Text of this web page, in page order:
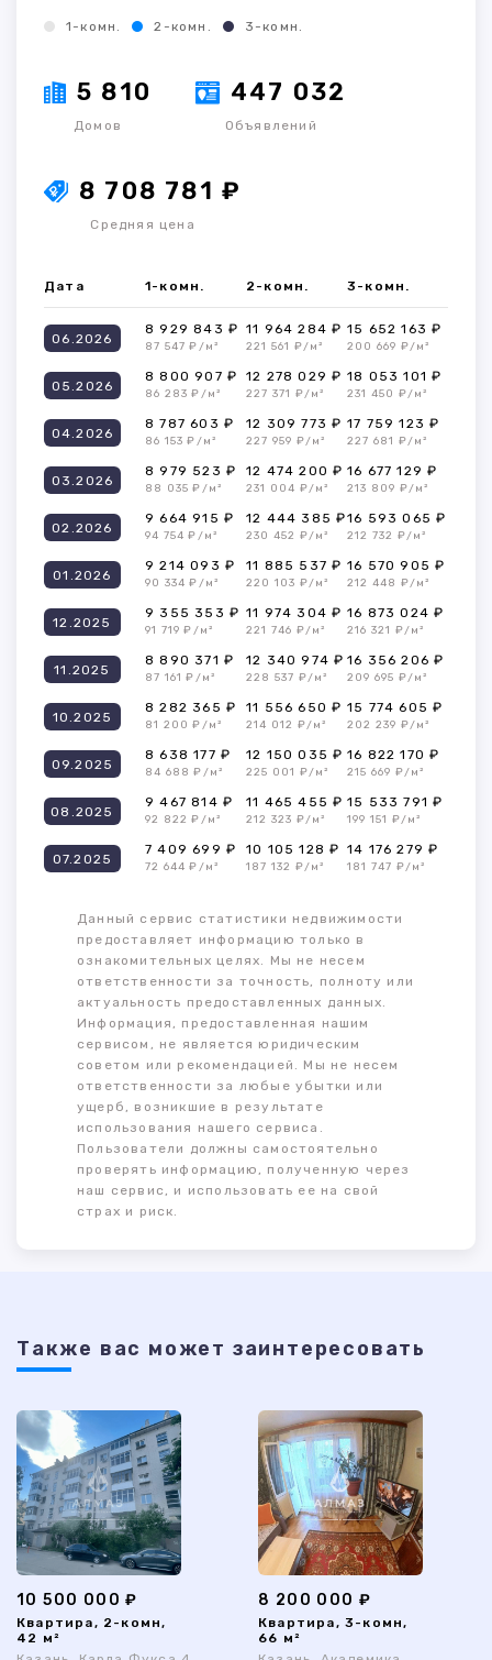
1-комн. 2-комн. 3-комн.
5 810
Домов
447 032
Объявлений
8 708 781 ₽
Средняя цена
Дата 1-комн. 2-комн. 3-комн.
06.2026
8 929 843 ₽
87 547 ₽/м²
11 964 284 ₽
221 561 ₽/м²
15 652 163 ₽
200 669 ₽/м²
05.2026
8 800 907 ₽
86 283 ₽/м²
12 278 029 ₽
227 371 ₽/м²
18 053 101 ₽
231 450 ₽/м²
04.2026
8 787 603 ₽
86 153 ₽/м²
12 309 773 ₽
227 959 ₽/м²
17 759 123 ₽
227 681 ₽/м²
03.2026
8 979 523 ₽
88 035 ₽/м²
12 474 200 ₽
231 004 ₽/м²
16 677 129 ₽
213 809 ₽/м²
02.2026
9 664 915 ₽
94 754 ₽/м²
12 444 385 ₽
230 452 ₽/м²
16 593 065 ₽
212 732 ₽/м²
01.2026
9 214 093 ₽
90 334 ₽/м²
11 885 537 ₽
220 103 ₽/м²
16 570 905 ₽
212 448 ₽/м²
12.2025
9 355 353 ₽
91 719 ₽/м²
11 974 304 ₽
221 746 ₽/м²
16 873 024 ₽
216 321 ₽/м²
11.2025
8 890 371 ₽
87 161 ₽/м²
12 340 974 ₽
228 537 ₽/м²
16 356 206 ₽
209 695 ₽/м²
10.2025
8 282 365 ₽
81 200 ₽/м²
11 556 650 ₽
214 012 ₽/м²
15 774 605 ₽
202 239 ₽/м²
09.2025
8 638 177 ₽
84 688 ₽/м²
12 150 035 ₽
225 001 ₽/м²
16 822 170 ₽
215 669 ₽/м²
08.2025
9 467 814 ₽
92 822 ₽/м²
11 465 455 ₽
212 323 ₽/м²
15 533 791 ₽
199 151 ₽/м²
07.2025
7 409 699 ₽
72 644 ₽/м²
10 105 128 ₽
187 132 ₽/м²
14 176 279 ₽
181 747 ₽/м²
Данный сервис статистики недвижимости
предоставляет информацию только в
ознакомительных целях. Мы не несем
ответственности за точность, полноту или
актуальность предоставленных данных.
Информация, предоставленная нашим
сервисом, не является юридическим
советом или рекомендацией. Мы не несем
ответственности за любые убытки или
ущерб, возникшие в результате
использования нашего сервиса.
Пользователи должны самостоятельно
проверять информацию, полученную через
наш сервис, и использовать ее на свой
страх и риск.
Также ваc может заинтересовать
10 500 000 ₽
Квартира, 2-комн,
42 м²
8 200 000 ₽
Квартира, 3-комн,
66 м²